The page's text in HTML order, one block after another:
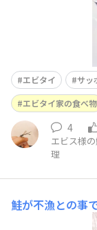
エビタイ サッ
エビタイ家の食べ物
4
エビス様
理
鮭が不漁との事